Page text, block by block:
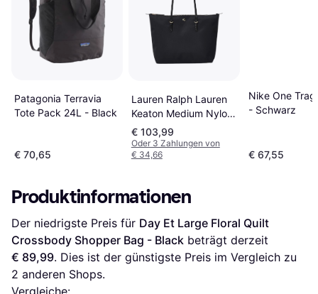
Patagonia Terravia
Tote Pack 24L - Black
€ 70,65
Lauren Ralph Lauren
Keaton Medium Nylon
Tote Bag - Black
€ 103,99
Oder 3 Zahlungen von
€ 34,66
Nike One
- Schwarz
€ 67,55
Produktinformationen
Der niedrigste Preis für Day Et Large Floral Quilt
Crossbody Shopper Bag - Black
€ 89,99
2 anderen Shops.